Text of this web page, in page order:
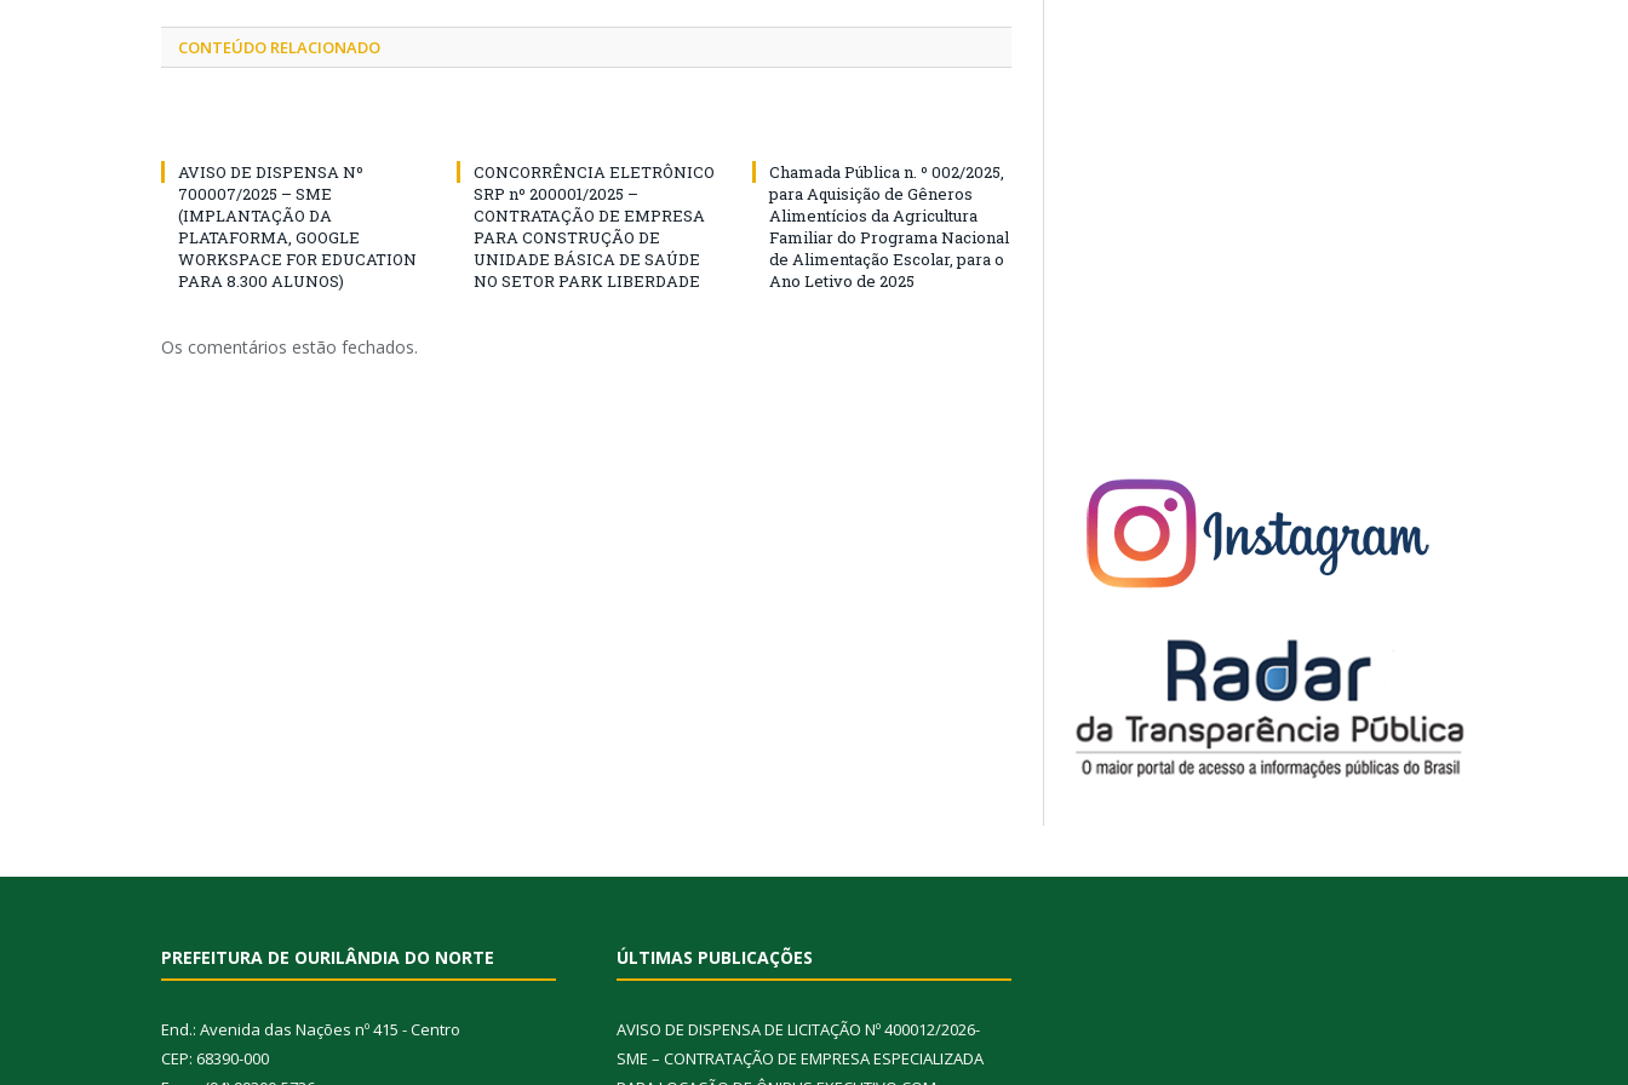
CONTEÚDO RELACIONADO
AVISO DE DISPENSA Nº
700007/2025 – SME
(IMPLANTAÇÃO DA
PLATAFORMA, GOOGLE
WORKSPACE FOR EDUCATION
PARA 8.300 ALUNOS)
CONCORRÊNCIA ELETRÔNICO
SRP nº 200001/2025 –
CONTRATAÇÃO DE EMPRESA
PARA CONSTRUÇÃO DE
UNIDADE BÁSICA DE SAÚDE
NO SETOR PARK LIBERDADE
Chamada Pública n. º 002/2025,
para Aquisição de Gêneros
Alimentícios da Agricultura
Familiar do Programa Nacional
de Alimentação Escolar, para o
Ano Letivo de 2025
Os comentários estão fechados.
PREFEITURA DE OURILÂNDIA DO NORTE
End.: Avenida das Nações nº 415 - Centro
CEP: 68390-000
ÚLTIMAS PUBLICAÇÕES
AVISO DE DISPENSA DE LICITAÇÃO Nº 400012/2026-
SME – CONTRATAÇÃO DE EMPRESA ESPECIALIZADA